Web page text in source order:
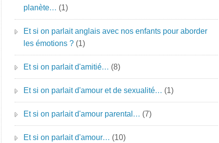
planète… (1)
Et si on parlait anglais avec nos enfants pour aborder
les émotions ? (1)
Et si on parlait d'amitié… (8)
Et si on parlait d'amour et de sexualité… (1)
Et si on parlait d'amour parental… (7)
Et si on parlait d'amour… (10)